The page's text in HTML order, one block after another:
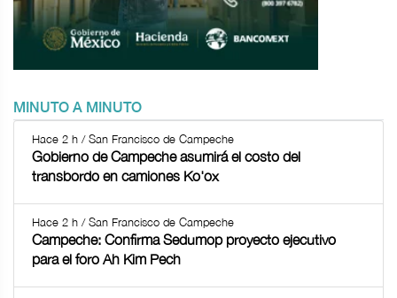
MINUTO A MINUTO
Hace 2 h / San Francisco de Campeche
Gobierno de Campeche asumirá el costo del
transbordo en camiones Ko'ox
Hace 2 h / San Francisco de Campeche
Campeche: Confirma Sedumop proyecto ejecutivo
para el foro Ah Kim Pech